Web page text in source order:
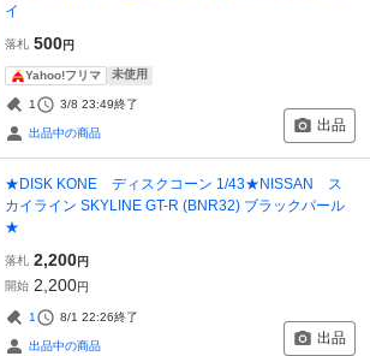
イ
落札 500円
Yahoo!フリマ 未使用
1 3/8 23:49終了
出品中の商品 出品
★DISK KONE ディスクコーン 1/43★NISSAN ス
カイライン SKYLINE GT-R (BNR32) ブラックパール
★
落札 2,200円
開始 2,200円
1 8/1 22:26終了
出品中の商品 出品